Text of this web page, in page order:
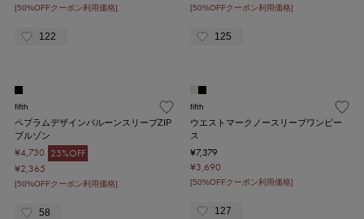
[50%OFFクーポン利用価格]
122
[50%OFFクーポン利用価格]
125
fifth
ペプラムデザインバルーンスリーブZIP
ブルゾン
¥4,730 25%OFF
¥2,365
[50%OFFクーポン利用価格]
58
fifth
ウエストマークノースリーブワンピー
ス
¥7,379
¥3,690
[50%OFFクーポン利用価格]
127